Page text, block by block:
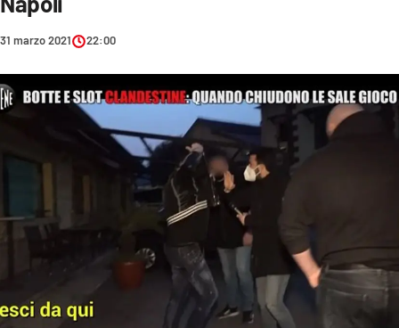
SANITÀ
AMBIENTE
ECONOMIA E LAVORO
EVENTI
Streaming
31 marzo 2021 22:00